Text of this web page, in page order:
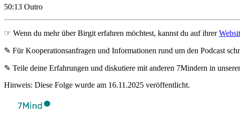
50:13 Outro
☞ Wenn du mehr über Birgit erfahren möchtest, kannst du auf ihrer
✎ Für Koope­ra­ti­ons­an­fra­gen und Infor­ma­tio­nen rund um den Pod­cast
✎ Teile deine Erfahrungen und diskutiere mit anderen 7Mindern in
Hinweis: Diese Folge wurde am 16.11.2025 veröffentlicht.